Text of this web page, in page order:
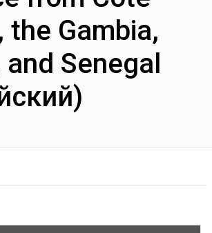
the Gambia,
Senegal